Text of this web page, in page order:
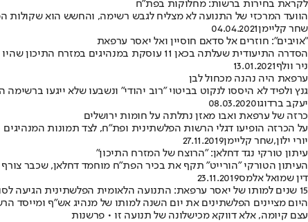
לקראת בחירות ברשות: מחלוקות בפת"ח
הוועד המרכזי של התנועה לא מצליח לגבש רשימה, והחשש הוא שקולות
שחר קליימן04.04.2021
"אויבים": חוזרים אל סדאם חוסיין ואל יאסר ערפאת
הסדרה התיעודית שעלתה בכאן 11 עוסקת במנהיגים במזרח התיכון שהיו גדולי אויביה של ישראל, ועושה זאת היטב: היא מהודקת וקצבית וכוללת ראיונות מעניינים
ניר וולף13.01.2021
ערפאת היה נהנה מכחול לבן
גנץ ולפיד לא היססו לנקוט בביטוי "רוב יהודי" ונשבעו שלא ייגעו
יעקב ברדוגו08.03.2020
כרזה של ערפאת ואבו מאזן נתלתה על חומות ירושלים
על הכרזה הופיעו דגלי הרשות הפלשתינית ופת"ח, לצד תמונות
יורי ילון,שחר קליימן27.11.2019
עיתון טורקי נגד דחלאן: "הרוצח של המזרח התיכון"
העיתון הטורקי "הורייט" תקף את בכיר הפת"ח מוחמד דחלאן, שכבר
דין שמואל אלמס23.11.2019
15 שנים למותו של יאסר ערפאת: התנועה הלאומית הפלשתינית הגיעה לסוף דרכה
היום מציינים הפלשתינים את יום השנה למותו של מנהיג אש"ף ומייסד
עצם קיומה, אלא דווקא מכישלונה של תנועה זו • פרשנות